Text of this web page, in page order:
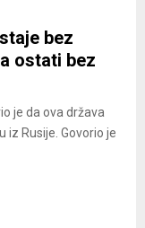
bez
ostati bez
je da ova država
Rusije. Govorio je